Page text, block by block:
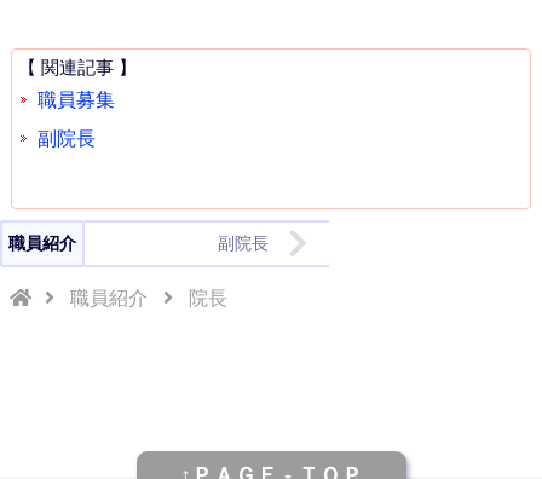
【 関連記事 】
職員募集
副院長
職員紹介 副院長
職員紹介 院長